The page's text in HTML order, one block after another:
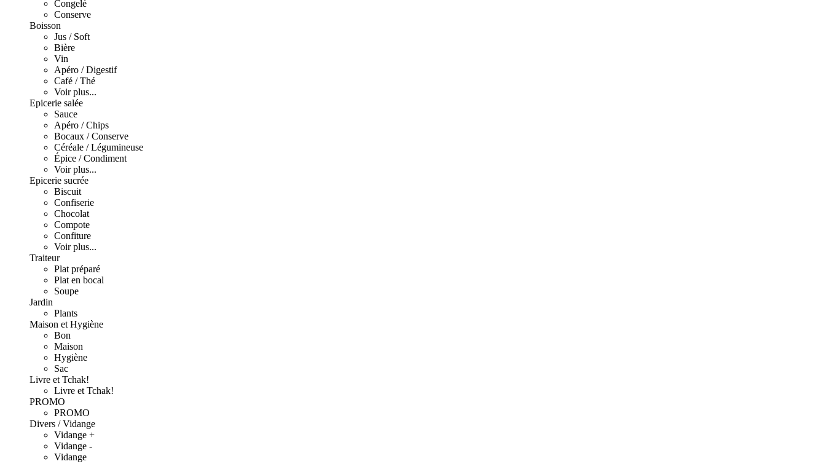
Congelé
Conserve
Boisson
Jus / Soft
Bière
Vin
Apéro / Digestif
Café / Thé
Voir plus...
Epicerie salée
Sauce
Apéro / Chips
Bocaux / Conserve
Céréale / Légumineuse
Épice / Condiment
Voir plus...
Epicerie sucrée
Biscuit
Confiserie
Chocolat
Compote
Confiture
Voir plus...
Traiteur
Plat préparé
Plat en bocal
Soupe
Jardin
Plants
Maison et Hygiène
Bon
Maison
Hygiène
Sac
Livre et Tchak!
Livre et Tchak!
PROMO
PROMO
Divers / Vidange
Vidange +
Vidange -
Vidange